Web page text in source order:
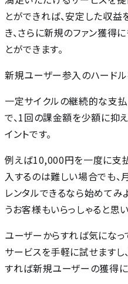
とができれば、安定した収益
き、さらに新規のファン獲得
とができます。
新規ユーザー参入のハード
一定サイクルの継続的な支
で、1回の課金額を少額に抑
イントです。
例えば10,000円を一度に支
入するのは難しい場合でも
レンタルできるなら始めてみ
うお客様もいらっしゃると思い
ユーザーからすれば気になっ
サービスを手軽に試せますし
すれば新規ユーザーの獲得に